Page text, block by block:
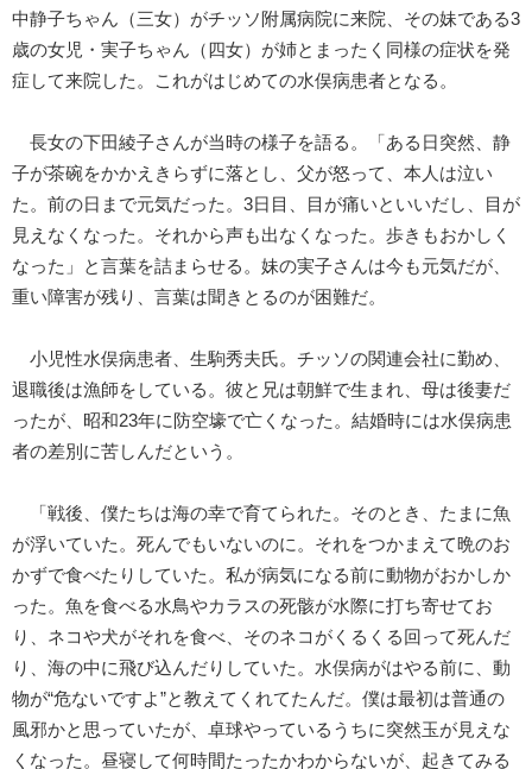
中静子ちゃん（三女）がチッソ附属病院に来院、その妹である3
歳の女児・実子ちゃん（四女）が姉とまったく同様の症状を発
症して来院した。これがはじめての水俣病患者となる。
長女の下田綾子さんが当時の様子を語る。「ある日突然、静
子が茶碗をかかえきらずに落とし、父が怒って、本人は泣い
た。前の日まで元気だった。3日目、目が痛いといいだし、目が
見えなくなった。それから声も出なくなった。歩きもおかしく
なった」と言葉を詰まらせる。妹の実子さんは今も元気だが、
重い障害が残り、言葉は聞きとるのが困難だ。
小児性水俣病患者、生駒秀夫氏。チッソの関連会社に勤め、
退職後は漁師をしている。彼と兄は朝鮮で生まれ、母は後妻だ
ったが、昭和23年に防空壕で亡くなった。結婚時には水俣病患
者の差別に苦しんだという。
「戦後、僕たちは海の幸で育てられた。そのとき、たまに魚
が浮いていた。死んでもいないのに。それをつかまえて晩のお
かずで食べたりしていた。私が病気になる前に動物がおかしか
った。魚を食べる水鳥やカラスの死骸が水際に打ち寄せてお
り、ネコや犬がそれを食べ、そのネコがくるくる回って死んだ
り、海の中に飛び込んだりしていた。水俣病がはやる前に、動
物が“危ないですよ”と教えてくれてたんだ。僕は最初は普通の
風邪かと思っていたが、卓球やっているうちに突然玉が見えな
くなった。昼寝して何時間たったかわからないが、起きてみる